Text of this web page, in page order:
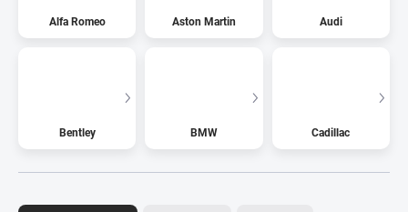
Alfa Romeo Aston Martin Audi
Bentley BMW Cadillac
Ř